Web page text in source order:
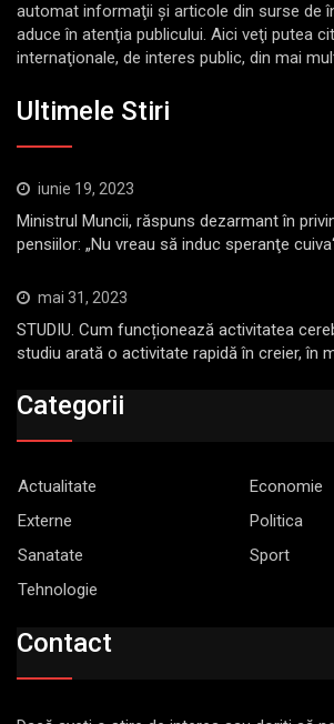
automat informaţii şi articole din surse de
aduce în atenţia publicului. Aici veţi putea
internaţionale, de interes public, din mai
Ultimele Stiri
iunie 19, 2023
Ministrul Muncii, răspuns dezarmant în
pensiilor: „Nu vreau să induc speranţe
mai 31, 2023
STUDIU. Cum funcționează activitatea
studiu arată o activitate rapidă în creier, în
Categorii
Actualitate
Economie
Externe
Politica
Sanatate
Sport
Tehnologie
Contact